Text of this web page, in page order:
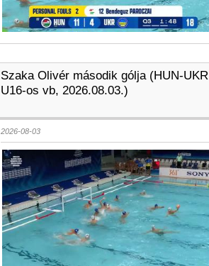
Szaka Olivér második gólja (HUN-UKR
U16-os vb, 2026.08.03.)
2026-08-03